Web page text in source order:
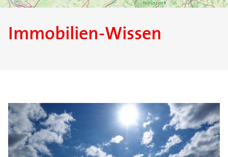
Immobilien-Wissen